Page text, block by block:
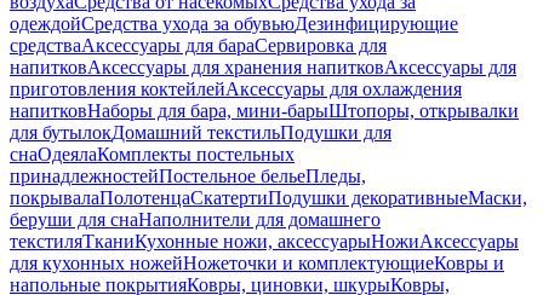
одеждойСредства ухода за обувьюДезинфицирующие
средстваАксессуары для бараСервировка для
напитковАксессуары для хранения напитковАксессуары для
приготовления коктейлейАксессуары для охлаждения
напитковНаборы для бара, мини-барыШтопоры, открывалки
для бутылокДомашний текстильПодушки для
снаОдеялаКомплекты постельных
принадлежностейПостельное бельеПледы,
покрывалаПолотенцаСкатертиПодушки декоративныеМаски,
беруши для снаНаполнители для домашнего
текстиляТканиКухонные ножи, аксессуарыНожиАксессуары
для кухонных ножейНожеточки и комплектующиеКовры и
напольные покрытияКовры, циновки, шкурыКовры,